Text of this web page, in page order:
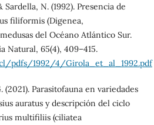
N. (1992). Presencia de
filiformis (Digenea,
del Océano Atlántico Sur.
Natural, 65(4), 409–415.
pdfs/1992/4/Girola_et_al_1992.pdf
(2021). Parasitofauna en variedades
auratus y descripción del ciclo
multifiliis (ciliatea